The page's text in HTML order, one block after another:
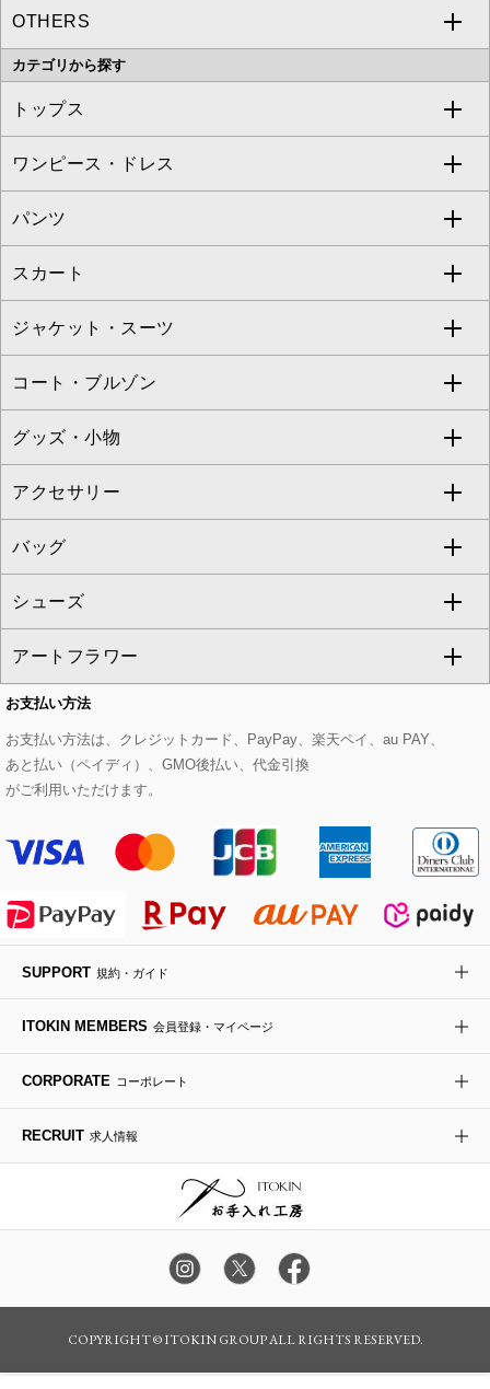
MK MICHEL KLEIN
OFUON le MK
eur3
Maison de CINQ
MK MICHEL KLEIN BAG
HIROKO KOSHINO
re:edition project 165
MICHEL KLEIN HOMME
MK MICHEL KLEIN HOMME
a.v.v
OTHERS
MK MICHEL KLEIN BAG
カテゴリから探す
トップス
すべてのトップス
カットソー・Tシャツ
ブラウス・シャツ
ニット・セーター
カーディガン
アンサンブルセット
ベスト・ジレ
パーカー
タンクトップ・キャミソール
スウェット・ジャージー
その他のトップス
ワンピース・ドレス
すべてのワンピース・ドレス
ワンピース
ドレス
チュニック
ジャンパースカート
その他のワンピース・ドレス
パンツ
すべてのパンツ
フルレングスパンツ
クロップド・半端丈パンツ
ガウチョ・ワイドパンツ
ハーフ・ショート丈パンツ
サロペット・オールインワン
その他のパンツ
スカート
すべてのスカート
ロング・マキシ丈スカート
ひざ丈スカート
ミモレ丈スカート
ショート・ミニ丈スカート
その他のスカート
ジャケット・スーツ
すべてのジャケット・スーツ
テーラードジャケット
ノーカラージャケット
セットアップ
セットアップジャケット
セットアップパンツ
セットアップスカート
セットアップワンピース
コート・ブルゾン
すべてのコート・ブルゾン
トレンチコート
ピーコート
ダッフルコート
チェスターコート
モッズコート
ステンカラーコート
ライダースジャケット
デニムジャケット
ダウンジャケット・コート
その他のコート・ブルゾン
グッズ・小物
すべてのグッズ・小物
マスク
ストール・マフラー・スヌード
ベルト・サスペンダー
帽子
ヘアアクセサリー
ハンカチ・バンダナ
手袋
チャーム・ストラップ
傘・日傘
時計
アクセサリー
すべてのアクセサリー
ネックレス
ピアス・イヤリング
ブレスレット・バングル
ブローチ・コサージュ
バッグ
すべてのバッグ
トートバッグ
ショルダーバッグ
ボストンバッグ
バックパック・リュック
ボディバッグ・メッセンジャーバッグ
トラベルバッグ
ビジネスバッグ
その他のバッグ
シューズ
すべてのシューズ
パンプス
スニーカー
フラットシューズ
ローファー
ドレスシューズ
サンダル・ミュール
その他のシューズ
アートフラワー
すべてのアートフラワー
ローズ
カサブランカ・カラー
ラナンキュラス
ポプリアレンジ＆フレグランス
その他のアートフラワー
お支払い方法
お支払い方法は、クレジットカード、PayPay、楽天ペイ、au PAY、
あと払い（ペイディ）、GMO後払い、代金引換
がご利用いただけます。
SUPPORT 規約・ガイド
ITOKIN MEMBERS 会員登録・マイページ
CORPORATE コーポレート
RECRUIT 求人情報
COPYRIGHT © ITOKIN GROUP ALL RIGHTS RESERVED.